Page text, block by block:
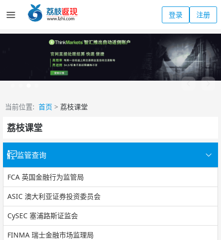
登录 注册
当前位置: 首页 > 荔枝课堂
荔枝课堂
监管查询
FCA 英国金融行为监管局
ASIC 澳大利亚证券投资委员会
CySEC 塞浦路斯证监会
FINMA 瑞士金融市场监理局